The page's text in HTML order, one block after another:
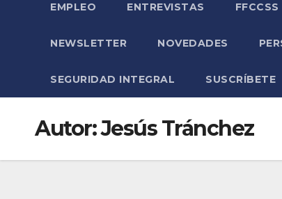
EMPLEO ENTREVISTAS FFCCSS
NEWSLETTER NOVEDADES
SEGURIDAD INTEGRAL SUSCRÍBETE
Autor:Jesús Tránchez